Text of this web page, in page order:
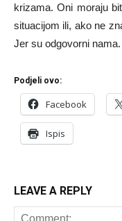
krizama. Oni moraju
situacijom ili, ako ne
Jer su odgovorni nama.
Podjeli ovo:
Facebook
Ispis
LEAVE A REPLY